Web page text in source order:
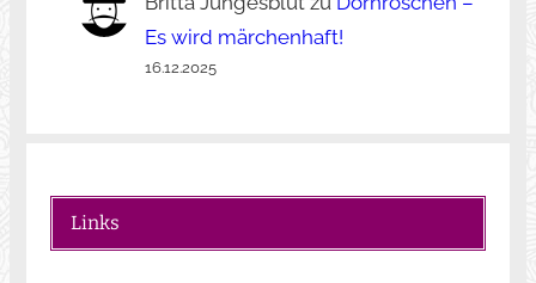
Es wird märchenhaft!
16.12.2025
Links